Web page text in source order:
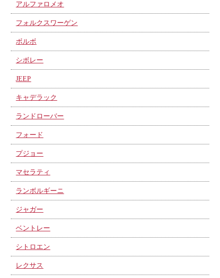
アルファロメオ
フォルクスワーゲン
ボルボ
シボレー
JEEP
キャデラック
ランドローバー
フォード
プジョー
マセラティ
ランボルギーニ
ジャガー
ベントレー
シトロエン
レクサス